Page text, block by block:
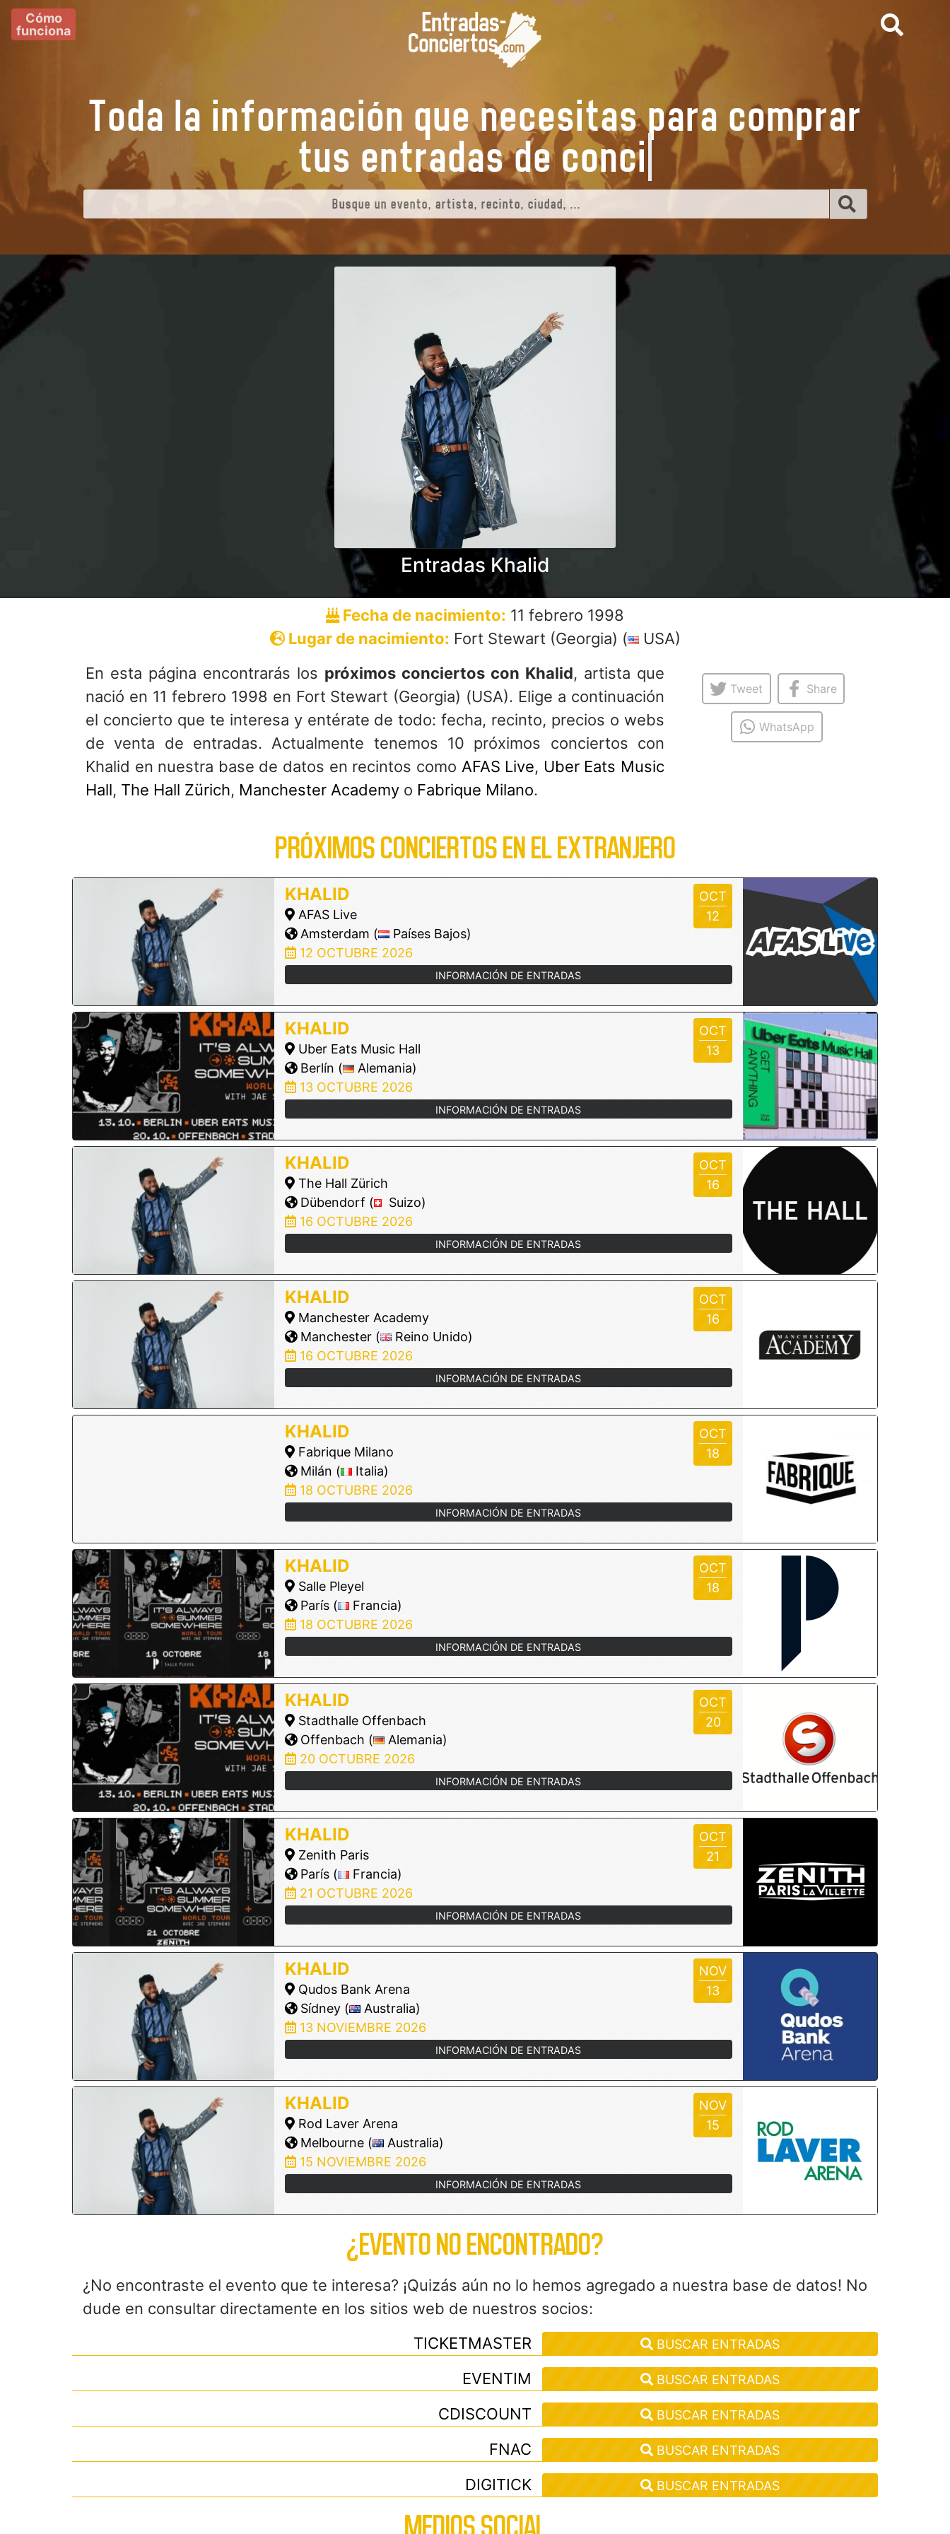
Cómo
funciona
Toda la información que necesitas para comprar
tus entradas dee
Entradas Khalid
Fecha de nacimiento: 11 febrero 1998
Lugar de nacimiento: Fort Stewart (Georgia) (
USA)
En esta página encontrarás los próximos conciertos con Khalid, artista que
nació en 11 febrero 1998 en Fort Stewart (Georgia) (USA). Elige a continuación
el concierto que te interesa y entérate de todo: fecha, recinto, precios o webs
de venta de entradas. Actualmente tenemos 10 próximos conciertos con
Khalid en nuestra base de datos en recintos como AFAS Live, Uber Eats Music
Hall, The Hall Zürich, Manchester Academy o Fabrique Milano.
Tweet Share
WhatsApp
PRÓXIMOS CONCIERTOS EN EL EXTRANJERO
OCT
12
KHALID
AFAS Live
Amsterdam (
Países Bajos)
12 OCTUBRE 2026
INFORMACIÓN DE ENTRADAS
OCT
13
KHALID
Uber Eats Music Hall
Berlín (
Alemania)
13 OCTUBRE 2026
INFORMACIÓN DE ENTRADAS
OCT
16
KHALID
The Hall Zürich
Dübendorf (
Suizo)
16 OCTUBRE 2026
INFORMACIÓN DE ENTRADAS
OCT
16
KHALID
Manchester Academy
Manchester (
Reino Unido)
16 OCTUBRE 2026
INFORMACIÓN DE ENTRADAS
OCT
18
KHALID
Fabrique Milano
Milán (
Italia)
18 OCTUBRE 2026
INFORMACIÓN DE ENTRADAS
OCT
18
KHALID
Salle Pleyel
París (
Francia)
18 OCTUBRE 2026
INFORMACIÓN DE ENTRADAS
OCT
20
KHALID
Stadthalle Offenbach
Offenbach (
Alemania)
20 OCTUBRE 2026
INFORMACIÓN DE ENTRADAS
OCT
21
KHALID
Zenith Paris
París (
Francia)
21 OCTUBRE 2026
INFORMACIÓN DE ENTRADAS
NOV
13
KHALID
Qudos Bank Arena
Sídney (
Australia)
13 NOVIEMBRE 2026
INFORMACIÓN DE ENTRADAS
NOV
15
KHALID
Rod Laver Arena
Melbourne (
Australia)
15 NOVIEMBRE 2026
INFORMACIÓN DE ENTRADAS
¿EVENTO NO ENCONTRADO?
¿No encontraste el evento que te interesa? ¡Quizás aún no lo hemos agregado a nuestra base de datos! No
dude en consultar directamente en los sitios web de nuestros socios:
TICKETMASTER
BUSCAR ENTRADAS
EVENTIM BUSCAR ENTRADAS
CDISCOUNT BUSCAR ENTRADAS
FNAC BUSCAR ENTRADAS
DIGITICK BUSCAR ENTRADAS
MEDIOS SOCIAL